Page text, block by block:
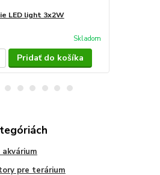
LED light 3x2W
Skladom
Pridať do košíka
pre terárium